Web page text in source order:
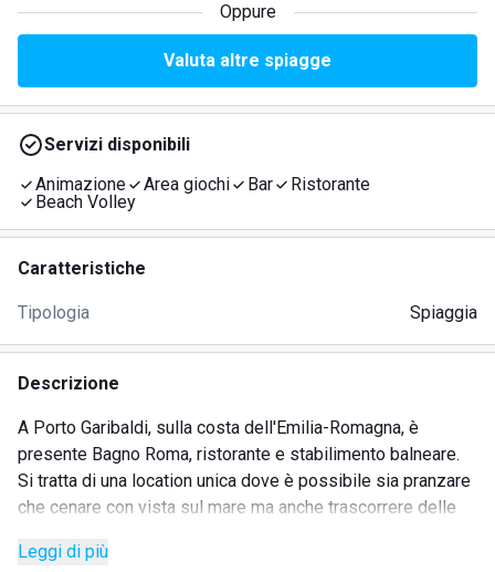
Oppure
Valuta altre spiagge
Servizi disponibili
Animazione
Area giochi Bar
Ristorante
Beach Volley
Caratteristiche
Tipologia Spiaggia
Descrizione
A Porto Garibaldi, sulla costa dell'Emilia-Romagna, è
presente Bagno Roma, ristorante e stabilimento balneare.
Si tratta di una location unica dove è possibile sia pranzare
che cenare con vista sul mare ma anche trascorrere delle
La struttura è stata progettata pensando alle esigenze di
Leggi di più